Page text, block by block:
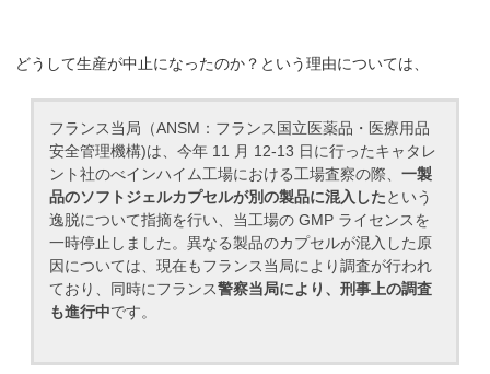
どうして生産が中止になったのか？という理由については、
フランス当局（ANSM：フランス国立医薬品・医療用品
安全管理機構)は、今年 11 月 12-13 日に行ったキャタレ
ント社のべインハイム工場における工場査察の際、一製
品のソフトジェルカプセルが別の製品に混入したという
逸脱について指摘を行い、当工場の GMP ライセンスを
一時停止しました。異なる製品のカプセルが混入した原
因については、現在もフランス当局により調査が行われ
ており、同時にフランス警察当局により、刑事上の調査
も進行中です。